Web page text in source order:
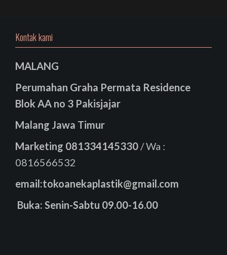
Kontak kami
MALANG
Perumahan Graha Permata Residence
Blok AA no 3 Pakisjajar
Malang Jawa Timur
Marketing 081334145330 / Wa :
0816566532
email:tokoanekaplastik@gmail.com
Buka: Senin-Sabtu 09.00-16.00